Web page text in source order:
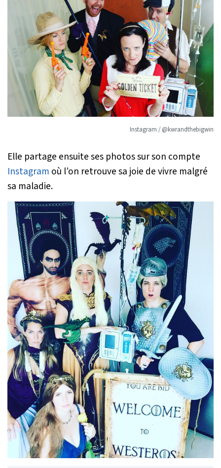
Instagram / @kwrandthebigwin
Elle partage ensuite ses photos sur son compte
Instagram où l’on retrouve sa joie de vivre malgré
sa maladie.